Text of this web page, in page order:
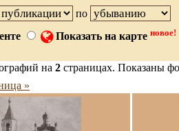
по
Показать на карте новое!
на 2 страницах. Показаны
»